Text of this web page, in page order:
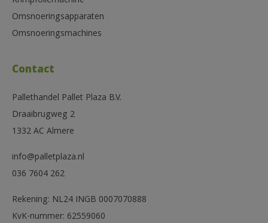
Omsnoeringsapparaten
Omsnoeringsmachines
Contact
Pallethandel Pallet Plaza B.V.
Draaibrugweg 2
1332 AC Almere
info@palletplaza.nl
036 7604 262
Rekening: NL24 INGB 0007070888
KvK-nummer: 62559060